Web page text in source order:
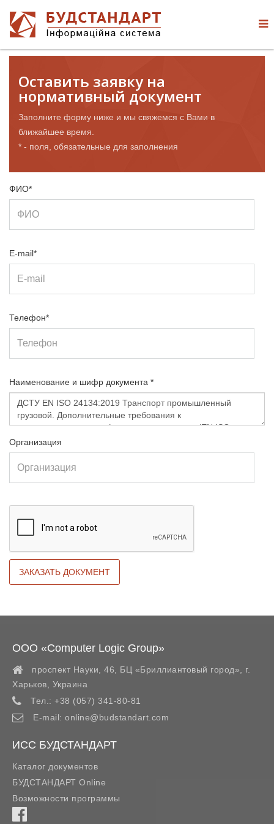
Оставить заявку на
нормативный документ
Заполните форму ниже и мы свяжемся с Вами в
ближайшее время.
* - поля, обязательные для заполнения
ФИО*
E-mail*
Телефон*
Наименование и шифр документа *
Организация
ООО «Computer Logic Group»
проспект Науки, 46, БЦ «Бриллиантовый город»,
г.
Харьков
Украина
Тел.: +38 (057) 341-80-81
E-mail: online@budstandart.com
ИСС БУДСТАНДАРТ
Каталог документов
БУДСТАНДАРТ Online
Возможности программы